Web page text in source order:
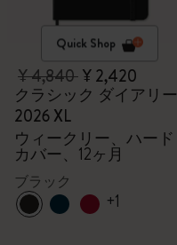
Quick Shop
¥ 4,840¥ 2,420
クラシック ダイアリー
2026 XL
ウィークリー、ハード
カバー、12ヶ月
ブラック
+1